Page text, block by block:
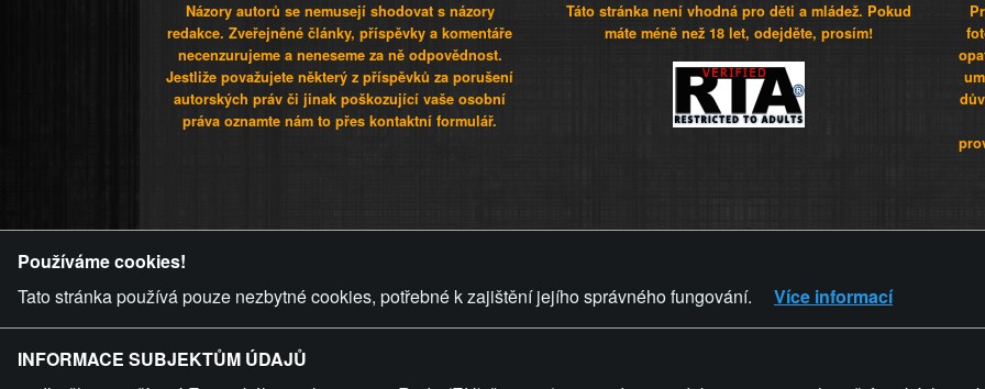
Názory autorů se nemusejí shodovat s názory
redakce. Zveřejněné články, příspěvky a komentáře
necenzurujeme a neneseme za ně odpovědnost.
Jestliže považujete některý z příspěvků za porušení
autorských práv či jinak poškozující vaše osobní
práva oznamte nám to přes kontaktní formulář.
Táto stránka není vhodná pro děti a mládež. Pokud
máte méně než 18 let, odejděte, prosím!
ZVRÁCENÝ.CZ PRAVIDLA A
Používáme cookies!
Tato stránka používá pouze nezbytné cookies, potřebné k zajištění jejího správného fungování.
Více informací
INFORMACE SUBJEKTŮM ÚDAJŮ